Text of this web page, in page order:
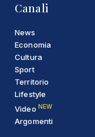
Canali
News
Economia
Cultura
Sport
Territorio
Lifestyle
Video NEW
Argomenti